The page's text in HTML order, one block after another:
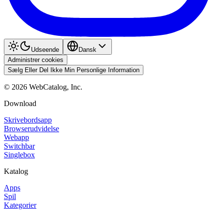
Udseende
Dansk
Administrer cookies
Sælg Eller Del Ikke Min Personlige Information
© 2026 WebCatalog, Inc.
Download
Skrivebordsapp
Browserudvidelse
Webapp
Switchbar
Singlebox
Katalog
Apps
Spil
Kategorier